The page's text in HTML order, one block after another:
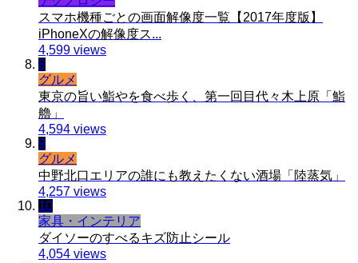
スマホ機種ごとの画面解像度一覧【2017年度版】
iPhoneXの解像度ス...
4,599 views
8
グルメ
東京の旨い鮨やを食べ歩く、第一回目代々木上原「鮨
艪」
4,594 views
9
グルメ
中野北口エリアの誰にも教えたくない酒場「陸蒸気」
4,257 views
10
家具・インテリア
ダイソーのすべるキズ防止シール
4,054 views